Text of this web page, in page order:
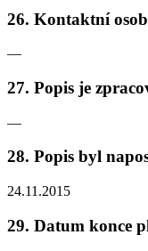
26. Kontaktní
—
27. Popis je
—
28. Popis byl
24.11.2015
29. Datum konce